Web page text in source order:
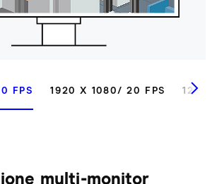
FPS 1920 X 1080/ 20 FPS 1280
multi-monitor